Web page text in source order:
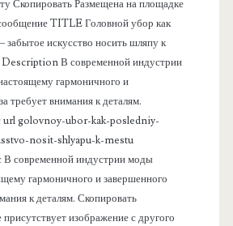
Скопировать Размещена на площадке
TITLE Головной убор как
искусство носить шляпу к
Description В современной индустрии
гармоничного и
требует внимания к деталям.
url golovnoy-ubor-kak-posledniy-
nosit-shlyapu-k-mestu
В современной индустрии моды
гармоничного и завершенного
к деталям. Скопировать
изображение с другого